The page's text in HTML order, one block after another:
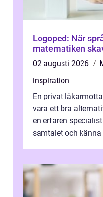
Logoped: När
matematiken
02 augusti 2026
inspiration
En privat
vara ett bra
en erfaren
samtalet och känna